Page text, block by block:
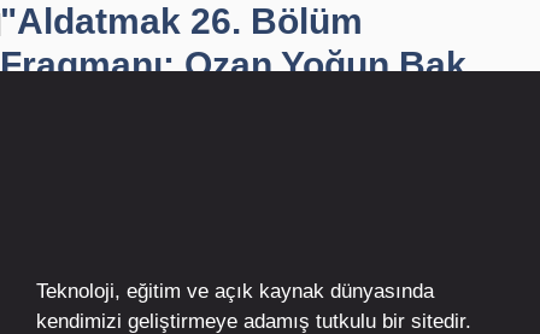
"Aldatmak 26. Bölüm
Fragmanı: Ozan Yoğun Bak...
Teknoloji, eğitim ve açık kaynak dünyasında
kendimizi geliştirmeye adamış tutkulu bir sitedir.